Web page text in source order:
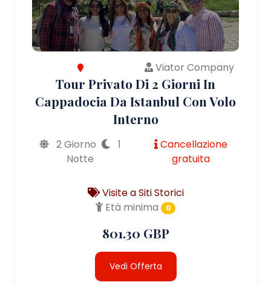
Viator Company
Tour Privato Di 2 Giorni In
Cappadocia Da Istanbul Con Volo
Interno
2 Giorno
1
Notte
Cancellazione
gratuita
Visite a Siti Storici
Età minima
0
801.30 GBP
Vedi Offerta